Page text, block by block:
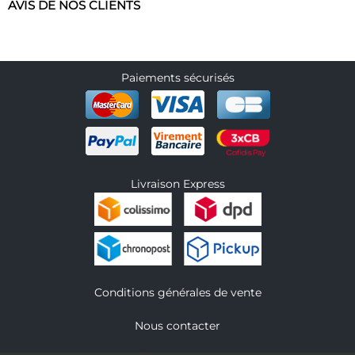
AVIS DE NOS CLIENTS
Paiements sécurisés
Livraison Express
Conditions générales de vente
Nous contacter